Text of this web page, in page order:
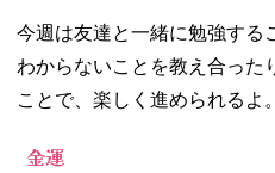
今週は友達と一緒に勉強する
わからないことを教え合った
ことで、楽しく進められるよ。
金運